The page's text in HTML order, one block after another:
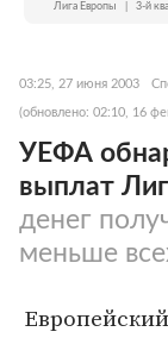
Лига Европы 3-й
03:25, 27 июня 2003
(обновлено: 02:10, 16
УЕФА
выплат
денег
меньше